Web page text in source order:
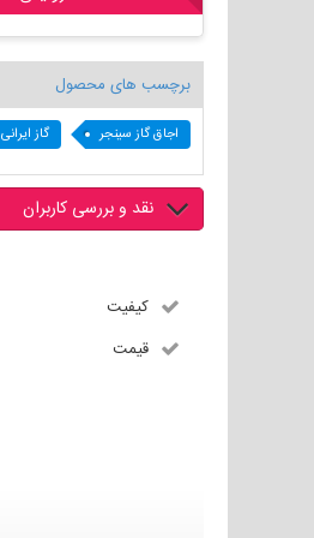
برچسب های محصول
اجاق گاز سینجر گاز ایرانی
نقد و بررسی کاربران
کیفیت
قیمت